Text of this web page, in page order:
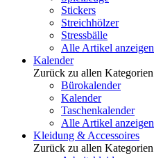
Stickers
Streichhölzer
Stressbälle
Alle Artikel anzeigen
Kalender
Zurück zu allen Kategorien
Bürokalender
Kalender
Taschenkalender
Alle Artikel anzeigen
Kleidung & Accessoires
Zurück zu allen Kategorien